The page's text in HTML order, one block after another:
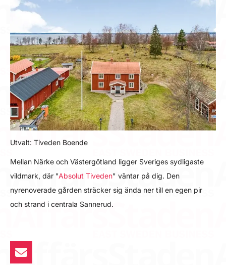
Utvalt: Tiveden Boende
Mellan Närke och Västergötland ligger Sveriges sydligaste
vildmark, där "Absolut Tiveden" väntar på dig. Den
nyrenoverade gården sträcker sig ända ner till en egen pir
och strand i centrala Sannerud.